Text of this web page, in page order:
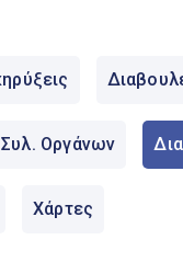
Οργάνων
Χάρτες